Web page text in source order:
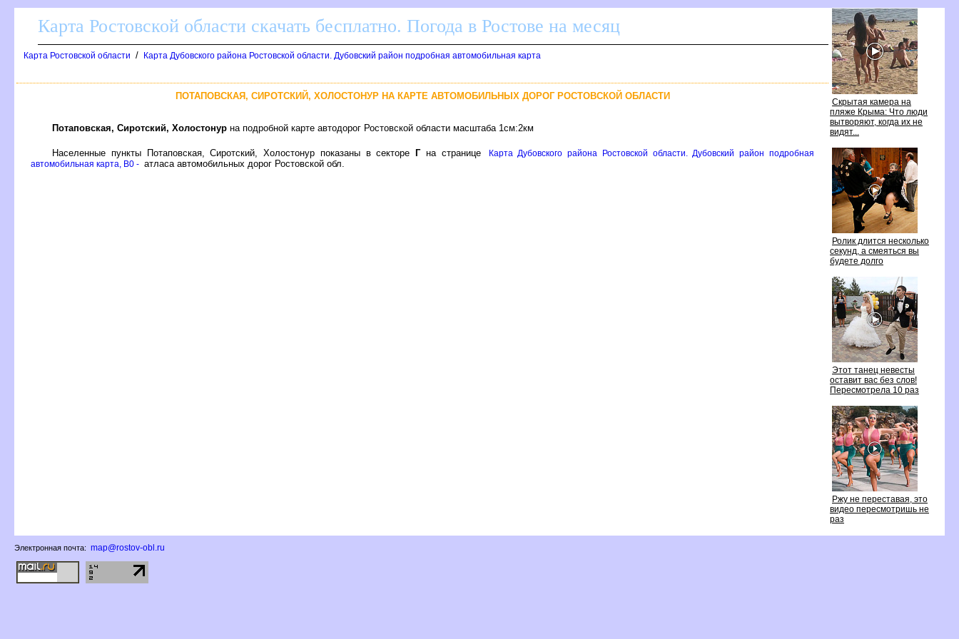
Скрытая камера на
пляже Крыма: Что люди
ытворяют, когда их не
идят...
Ролик длится несколько
секунд, а смеяться вы
удете долго
Этот танец невесты
оставит вас без слов!
Пересмотрела 10 раз
Ржу не переставая, это
идео пересмотришь не
раз
Карта Ростовской области скачать бесплатно. Погода в Ростове на месяц
Карта Ростовской области / Карта Дубовского района Ростовской области. Дубовский район подробная автомобильная карта
ПОТАПОВСКАЯ, СИРОТСКИЙ, ХОЛОСТОНУР НА КАРТЕ АВТОМОБИЛЬНЫХ ДОРОГ РОСТОВСКОЙ ОБЛАСТИ
Потаповская, Сиротский, Холостонур на подробной карте автодорог Ростовской области масштаба 1см:2км
Населенные пункты Потаповская, Сиротский, Холостонур показаны в сектореГна странице
Карта Дубовского района Ростовской области. Дубовский район подробная
автомобильная карта, B0 - атласа автомобильных дорог Ростовской обл.
Электронная почта: map@rostov-obl.ru